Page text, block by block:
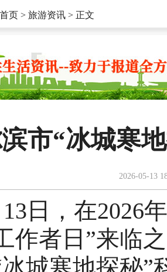
首页 > 旅游资讯 > 正文
市“冰城寒
2026-05-13
，在2026年
作者日”来临